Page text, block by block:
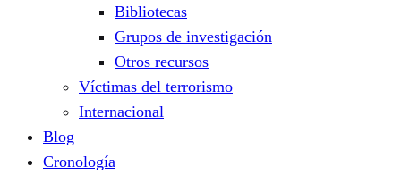
Bibliotecas
Grupos de investigación
Otros recursos
Víctimas del terrorismo
Internacional
Blog
Cronología